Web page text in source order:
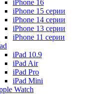
iPhone 16
iPhone 15 серии
iPhone 14 серии
iPhone 13 серии
iPhone 11 серии
iPad 10.9
iPad Air
iPad Pro
iPad Mini
Watch